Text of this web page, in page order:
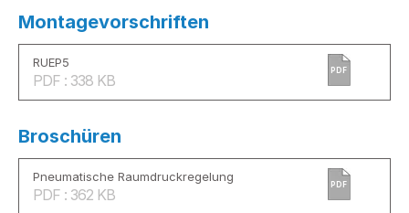
Montagevorschriften
RUEP5
PDF : 338 KB
PDF
Broschüren
Pneumatische Raumdruckregelung
PDF : 362 KB
PDF